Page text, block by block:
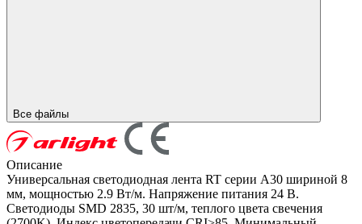
Все файлы
Описание
Универсальная светодиодная лента RT серии A30 шириной 8
мм, мощностью 2.9 Вт/м. Напряжение питания 24 В.
Светодиоды SMD 2835, 30 шт/м, теплого цвета свечения